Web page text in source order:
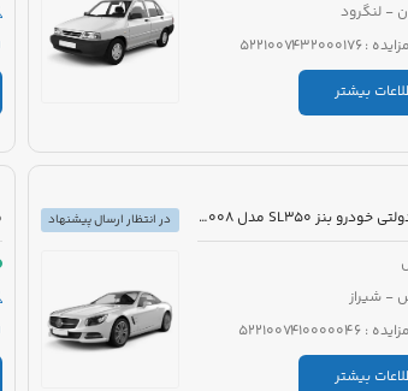
- لنگرود
5221007432000176
بیشتر
مزایده دولتی خودرو بنز SL350 مدل 2008 رنگ مشکی روغنی
- شیراز
بیشتر
در انتظار ارسال پیشنهاد